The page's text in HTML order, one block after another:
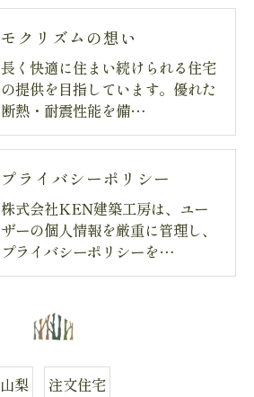
モクリズムの想い
長く快適に住まい続けられる住宅
の提供を目指しています。優れた
断熱・耐震性能を備…
プライバシーポリシー
株式会社KEN建築工房は、ユー
ザーの個人情報を厳重に管理し、
プライバシーポリシーを…
山梨 注文住宅